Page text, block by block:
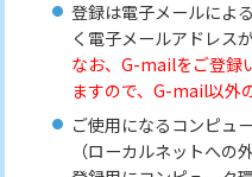
登録は電子メールによ
く電子メールアドレス
なお、G-mailをご登録
ますので、G-mail以外
ご使用になるコンピュ
（ローカルネットへ